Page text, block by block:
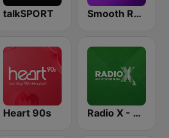
talkSPORT Smooth Radio London
Heart 90s Radio X - London